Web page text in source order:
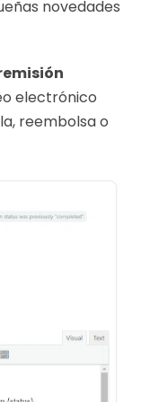
novedades
electrónico
reembolsa o